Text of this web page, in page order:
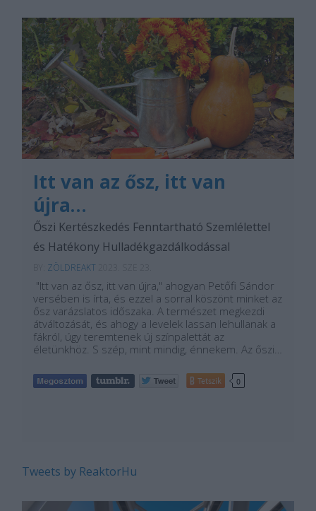
Itt van az ősz, itt van
újra…
Őszi Kertészkedés Fenntartható Szemlélettel
és Hatékony Hulladékgazdálkodással
ZÖLDREAKT
"Itt van az ősz, itt van újra," ahogyan Petőfi Sándor
versében is írta, és ezzel a sorral köszönt minket az
ősz varázslatos időszaka. A természet megkezdi
átváltozását, és ahogy a levelek lassan lehullanak a
fákról, úgy teremtenek új színpalettát az
életünkhöz. S szép, mint mindig, énnekem. Az őszi…
Tetszik 0
Tweets by ReaktorHu